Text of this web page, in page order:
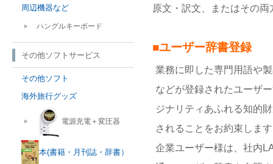
原文・訳文、またはその
■ユーザー辞書登録
業務に即した専門用語や
などが登録されたユーザ
ジナリティあふれる知的
されることをお約束しま
企業ユーザー様は、社内
周辺機器など
ハングルキーボード
その他ソフトサービス
その他ソフト
海外旅行グッズ
電源充電＋変圧器
本(書籍・月刊誌・辞書）